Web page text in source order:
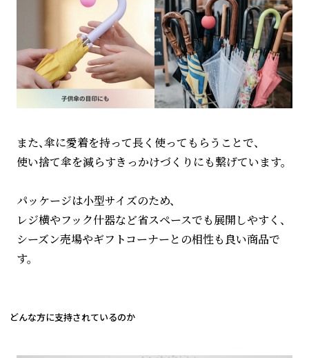
また、傘に愛着を持って長く使ってもらうことで、
使い捨て傘を減らすきっかけづくりにも繋げています。
パッケージは小型サイズのため、
レジ横やフック什器など省スペースでも展開しやすく、
シーズン売場やギフトコーナーとの相性も良い商品で
す。
どんな方に支持されているのか